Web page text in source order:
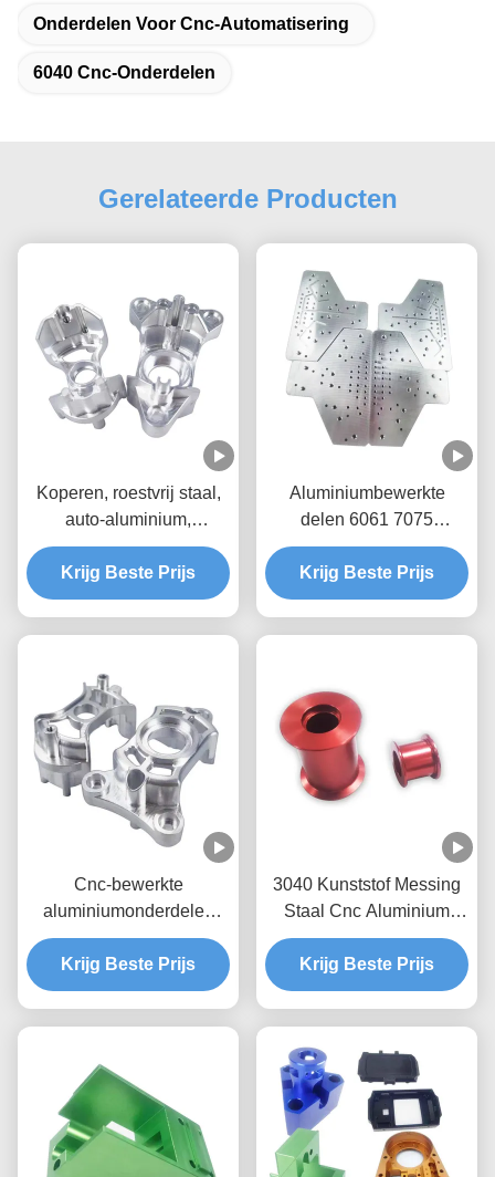
Onderdelen Voor Cnc-Automatisering
6040 Cnc-Onderdelen
Gerelateerde Producten
Koperen, roestvrij staal,
auto-aluminium,
vliegtuigonderdelen
Krijg Beste Prijs
Aluminiumbewerkte
delen 6061 7075
Aluminium CNC-
bewerkende delen
Krijg Beste Prijs
Cnc-bewerkte
aluminiumonderdelen
6061 7075
Krijg Beste Prijs
3040 Kunststof Messing
Staal Cnc Aluminium
Onderdelen Freesservice
3 As 4 As 5 As
Krijg Beste Prijs